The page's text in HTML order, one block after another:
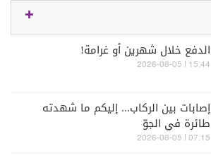
الدفع خلال شهرين أو غرامة!
15:44 | 2026-08-05
إصابات بين الركاب... إليكم ما شهدته
طائرة في الجوّ
07:15 | 2026-08-05